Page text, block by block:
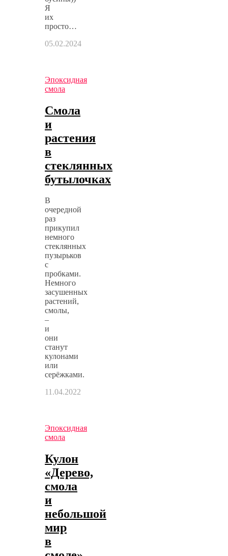
Я
их
просто…
05.02.2024
Эпоксидная
смола
Смола
и
растения
в
стеклянных
бутылочках
В
очередной
раз
прикупил
немного
стеклянных
пузырьков
с
пробками.
Немного
засушенных
растений,
смолы,
–
и
они
станут
кулонами
или
серёжками.
11.04.2022
Эпоксидная
смола
Кулон
«Дерево,
смола
и
небольшой
мир
в